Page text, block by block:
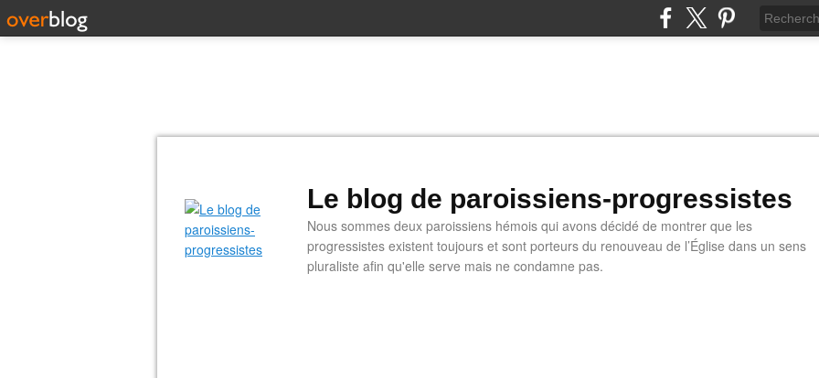
Le blog de paroissiens-progressistes
Nous sommes deux paroissiens hémois qui avons décidé de montrer que les
progressistes existent toujours et sont porteurs du renouveau de l’Église dans un sens
pluraliste afin qu'elle serve mais ne condamne pas.